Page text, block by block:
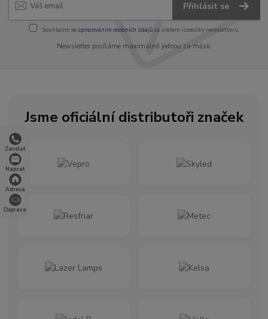
Zavolat
Napsat
Adresa
Doprava
Přihlásit se
Souhlasím se zpracováním osobních údajůza účelem rozesílky newsletteru.
Newsletter posíláme maximálně jednou za měsíc
Jsme oficiální distributoři značek